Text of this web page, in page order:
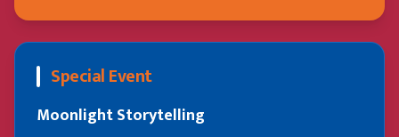
Special Event
Moonlight Storytelling